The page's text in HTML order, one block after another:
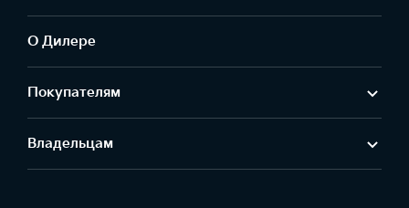
О Дилере
Покупателям
Владельцам